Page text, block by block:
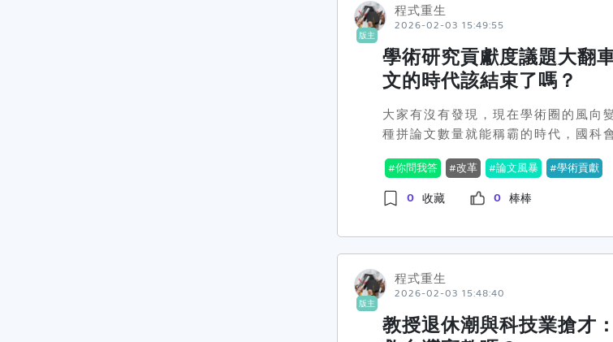
呢？你是哪一派？覺得應該調整或是
留言討論！ 🔥 #學術改革 #貢獻度 #
教育
礦的畢業後回家接班，超爽」這些留
錢才是快樂的必要條件，難道我們的
嗎？😟💸但也有另一派的觀點直指「
進一步表示「找到自己的興趣和適合
充實」，甚至鼓勵大家去追尋真心喜
那些被形容為「吃香喝辣」的熱門科
一定能讓人生變得更美好。這對許多
無疑像一記耳光，告訴你專業的選擇
啦，大家認為哪個才是畢業後快樂的
趣還是背景？或是說，能讓我們真心
先清楚自己的心要什麼？❤️
版主
程式重生
2026-02-03 15:49:55
學術研究貢獻度議題大翻
文的時代該結束了嗎？
大家有沒有發現，現在學術圈的風向
種拼論文數量就能稱霸的時代，國科
是未來的重點。他強調，不能只看那
要重視的，應該是研究對社會和產業
一出，一些人覺得這是早該改革的方
這背後的爭議其實不小。雖然教育部
論，許多大學校長表示贊同，但問題
「貢獻度」這種難量化的東西？國立
但到底要怎麼在短時間內達到，不免
你問我答 改革 論文風暴 學術貢獻
0 收藏 0 棒棒
版主
程式重生
2026-02-03 15:48:40
教授退休潮與科技業搶才